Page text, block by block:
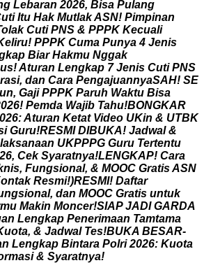
g Lebaran 2026, Bisa Pulang
uti Itu Hak MutlakASN! Pimpinan
olak Cuti PNS & PPPK Kecuali
eliru! PPPK Cuma Punya 4 Jenis
kap Biar Hakmu Nggak
us!Aturan Lengkap 7 Jenis Cuti PNS
rasi, dan Cara PengajuannyaSAH! SE
un, Gaji PPPK Paruh Waktu Bisa
026! Pemda Wajib Tahu!BONGKAR
026:Aturan Ketat Video UKin & UTBK
i Guru!RESMI DIBUKA! Jadwal &
laksanaan UKPPPG Guru Tertentu
26, Cek Syaratnya!LENGKAP! Cara
nis, Fungsional, & MOOC GratisASN
ontak Resmi!)RESMI! Daftar
ngsional, dan MOOC Gratis untuk
mu Makin Moncer!SIAP JADI GARDA
an Lengkap Penerimaan Tamtama
uota, & Jadwal Tes!BUKA BESAR-
n Lengkap Bintara Polri 2026: Kuota
rmasi & Syaratnya!